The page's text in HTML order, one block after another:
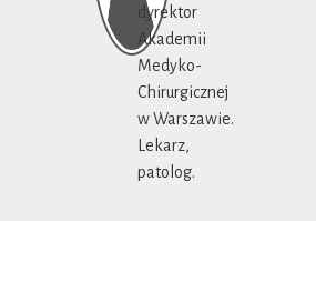
dyrektor
Akademii
Medyko-
Chirurgicznej
w Warszawie.
Lekarz,
patolog.